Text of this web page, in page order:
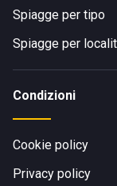
Spiagge per tipo
Spiagge per
Condizioni
Cookie policy
Privacy policy